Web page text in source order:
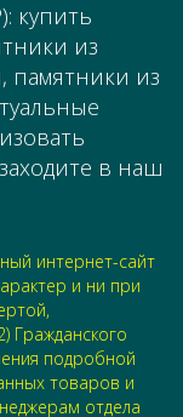
купить
из
памятники из
в наш
интернет-сайт
и ни при
Гражданского
подробной
товаров и
отдела